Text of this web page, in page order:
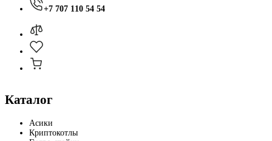
+7 707 110 54 54
Каталог
Асики
Криптокотлы